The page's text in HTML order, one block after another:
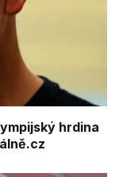
hrdina